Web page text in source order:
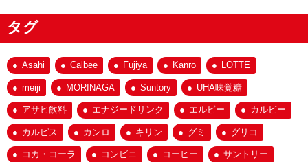
タグ
Asahi Calbee Fujiya Kanro LOTTE
meiji MORINAGA Suntory UHA味覚糖
アサヒ飲料 エナジードリンク エルビー カルビー
カルピス カンロ キリン グミ グリコ
コカ・コーラ コンビニ コーヒー サントリー